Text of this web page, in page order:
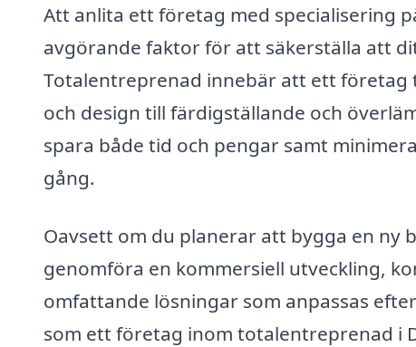
Att anlita ett företag med specialisering
avgörande faktor för att säkerställa att
Totalentreprenad innebär att ett företag
och design till färdigställande och
spara både tid och pengar samt
gång.
Oavsett om du planerar att bygga en ny
genomföra en kommersiell utveckling,
omfattande lösningar som anpassas
som ett företag inom totalentreprenad i